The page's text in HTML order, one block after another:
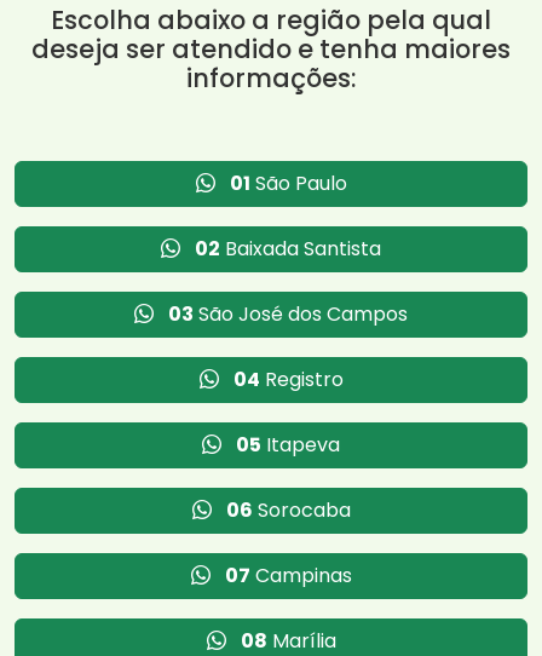
Escolha abaixo a região pela qual
deseja ser atendido e tenha maiores
informações:
01 São Paulo
02 Baixada Santista
03 São José dos Campos
04 Registro
05 Itapeva
06 Sorocaba
07 Campinas
08 Marília